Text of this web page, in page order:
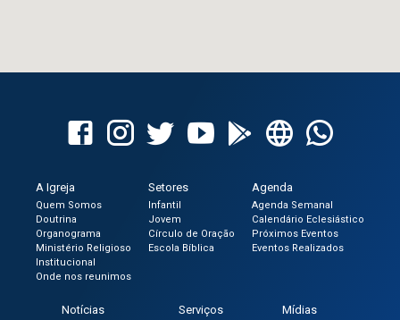
A Igreja
Quem Somos
Doutrina
Organograma
Ministério Religioso
Institucional
Onde nos reunimos
Setores
Infantil
Jovem
Círculo de Oração
Escola Bíblica
Agenda
Agenda Semanal
Calendário Eclesiástico
Próximos Eventos
Eventos Realizados
Notícias Serviços Mídias